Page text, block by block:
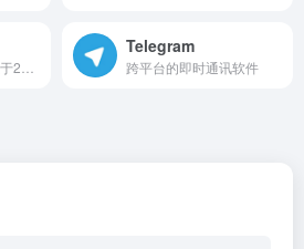
Telegram
跨平台的即时通讯软件